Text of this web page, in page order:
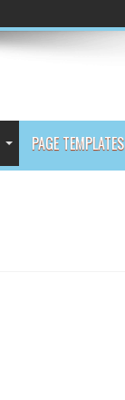
PAGE TEMPLATES